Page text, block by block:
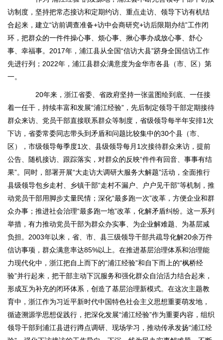
访制度，坚持把常态接访和定期约访、重点走访、领导下访有机结
合起来，建立“访前调查准备+访中会商研究+访后限期办结”工作闭
环，把群众的一件件操心事、烦心事、揪心事办成放心事、舒心
事、幸福事。2017年，浦江县从全国“信访大县”跻身全国信访工作
先进行列；2022年，浦江县群众满意度为金华市各县（市、区）第
一。
20年来，浙江省委、省政府坚持一张蓝图绘到底、一任接
着一任干，持续丰富和发展“浦江经验”，先后制定领导干部定期接待
群众来访、党员干部直接联系群众等制度，省级领导每半年安排1次
下访，省委常委同志带头到矛盾和问题比较集中的30个县（市、
区），市级领导每季度1次、县级领导每月1次接待群众来访，提前
公告、随机接访、跟踪落实，对群众的反映“件件有回音、事事有结
果”。同时，部署开展“大走访大调研大服务大解题”活动，全面推行
县级领导包乡走村、乡镇干部“走村不漏户、户户见干部”等机制，推
动党员干部用脚步丈量民情；深化“最多跑一次”改革，方便企业和群
众办事；推进社会治理“最多跑一地”改革，化解矛盾纠纷。这一系列
举措，有力推动党员干部为群众办实事、为企业解难题、为基层减
负担。2003年以来，省、市、县三级领导干部共疏导化解20余万件
信访事项，群众满意率达85%以上。在推进基层治理体系和治理能
力现代化中，浙江把自上而下的“浦江经验”和自下而上的“枫桥经
验”并行起来，把干部主动下沉服务和强化群众自治活力结合起来，
形成互为补充的闭环体系，创造了基层治理新模式。在这次主题教
育中，浙江作为习近平新时代中国特色社会主义思想重要萌发地，
循迹溯源学思想促践行，把深化发展“浦江经验”作为重要内容，组织
领导干部到浦江县进行蹲点调研、现场学习，推动传承发扬“浦江经